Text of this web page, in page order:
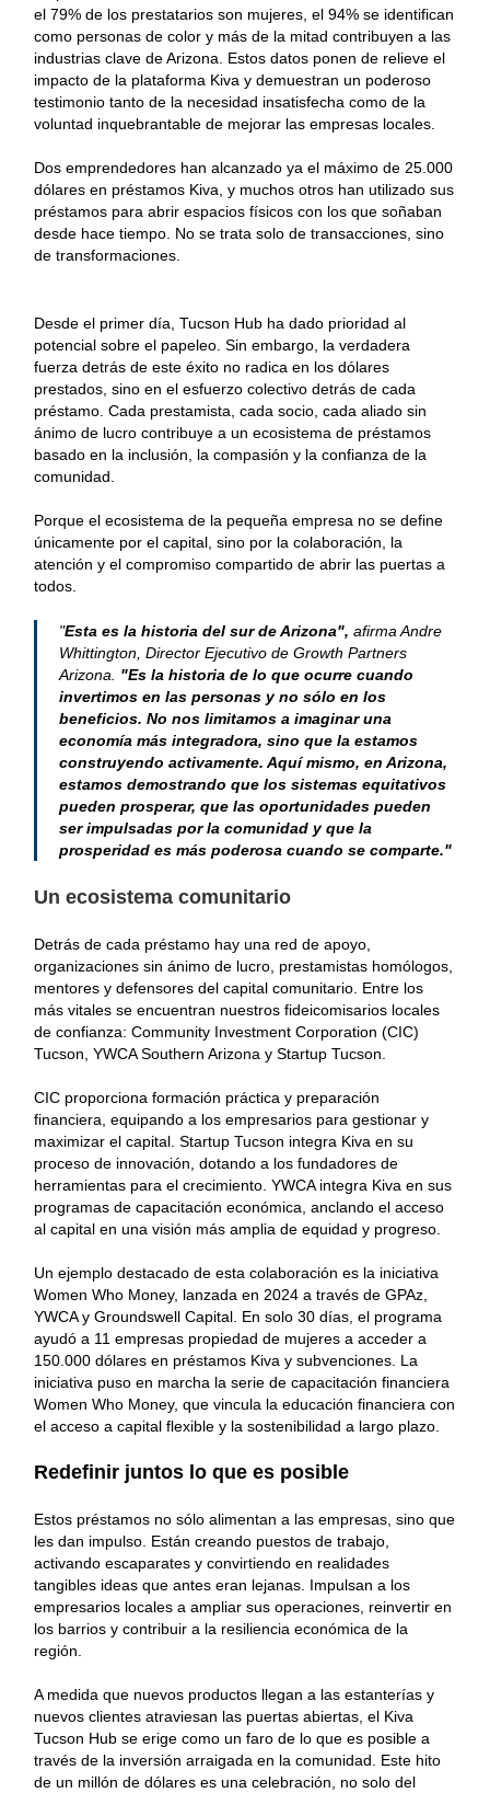
el 79% de los prestatarios son mujeres, el 94% se identifican
como personas de color y más de la mitad contribuyen a las
industrias clave de Arizona. Estos datos ponen de relieve el
impacto de la plataforma Kiva y demuestran un poderoso
testimonio tanto de la necesidad insatisfecha como de la
voluntad inquebrantable de mejorar las empresas locales.
Dos emprendedores han alcanzado ya el máximo de 25.000
dólares en préstamos Kiva, y muchos otros han utilizado sus
préstamos para abrir espacios físicos con los que soñaban
desde hace tiempo. No se trata solo de transacciones, sino
de transformaciones.
Desde el primer día, Tucson Hub ha dado prioridad al
potencial sobre el papeleo. Sin embargo, la verdadera
fuerza detrás de este éxito no radica en los dólares
prestados, sino en el esfuerzo colectivo detrás de cada
préstamo. Cada prestamista, cada socio, cada aliado sin
ánimo de lucro contribuye a un ecosistema de préstamos
basado en la inclusión, la compasión y la confianza de la
comunidad.
Porque el ecosistema de la pequeña empresa no se define
únicamente por el capital, sino por la colaboración, la
atención y el compromiso compartido de abrir las puertas a
todos.
"Esta es la historia del sur de Arizona",afirma Andre
Whittington, Director Ejecutivo de Growth Partners
Arizona. "Es la historia de lo que ocurre cuando
invertimos en las personas y no sólo en los
beneficios. No nos limitamos a imaginar una
economía más integradora, sino que la estamos
construyendo activamente. Aquí mismo, en Arizona,
estamos demostrando que los sistemas equitativos
pueden prosperar, que las oportunidades pueden
ser impulsadas por la comunidad y que la
prosperidad es más poderosa cuando se comparte."
Un ecosistema comunitario
Detrás de cada préstamo hay una red de apoyo,
organizaciones sin ánimo de lucro, prestamistas homólogos,
mentores y defensores del capital comunitario. Entre los
más vitales se encuentran nuestros fideicomisarios locales
de confianza: Community Investment Corporation (CIC)
Tucson, YWCA Southern Arizona y Startup Tucson.
CIC proporciona formación práctica y preparación
financiera, equipando a los empresarios para gestionar y
maximizar el capital. Startup Tucson integra Kiva en su
proceso de innovación, dotando a los fundadores de
herramientas para el crecimiento. YWCA integra Kiva en sus
programas de capacitación económica, anclando el acceso
al capital en una visión más amplia de equidad y progreso.
Un ejemplo destacado de esta colaboración es la iniciativa
Women Who Money, lanzada en 2024 a través de GPAz,
YWCA y Groundswell Capital. En solo 30 días, el programa
ayudó a 11 empresas propiedad de mujeres a acceder a
150.000 dólares en préstamos Kiva y subvenciones. La
iniciativa puso en marcha la serie de capacitación financiera
Women Who Money, que vincula la educación financiera con
el acceso a capital flexible y la sostenibilidad a largo plazo.
Redefinir juntos lo que es posible
Estos préstamos no sólo alimentan a las empresas, sino que
les dan impulso. Están creando puestos de trabajo,
activando escaparates y convirtiendo en realidades
tangibles ideas que antes eran lejanas. Impulsan a los
empresarios locales a ampliar sus operaciones, reinvertir en
los barrios y contribuir a la resiliencia económica de la
región.
A medida que nuevos productos llegan a las estanterías y
nuevos clientes atraviesan las puertas abiertas, el Kiva
Tucson Hub se erige como un faro de lo que es posible a
través de la inversión arraigada en la comunidad. Este hito
de un millón de dólares es una celebración, no solo del